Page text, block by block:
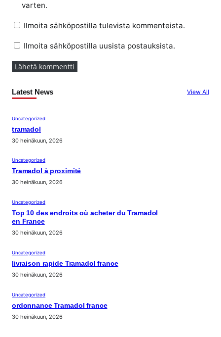
varten.
Ilmoita sähköpostilla tulevista kommenteista.
Ilmoita sähköpostilla uusista postauksista.
Latest News View All
Uncategorized
tramadol
30 heinäkuun, 2026
Uncategorized
Tramadol à proximité
30 heinäkuun, 2026
Uncategorized
Top 10 des endroits où acheter du Tramadol
en France
30 heinäkuun, 2026
Uncategorized
livraison rapide Tramadol france
30 heinäkuun, 2026
Uncategorized
ordonnance Tramadol france
30 heinäkuun, 2026